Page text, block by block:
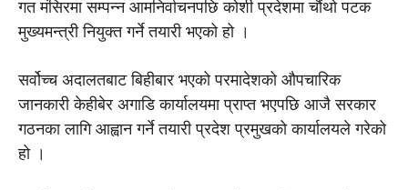
गत मंसिरमा सम्पन्न आमनिर्वाचनपछि कोशी प्रदेशमा चौंथो पटक
मुख्यमन्त्री नियुक्त गर्ने तयारी भएको हो ।
सर्वोच्च अदालतबाट बिहीबार भएको परमादेशको औपचारिक
जानकारी केहीबेर अगाडि कार्यालयमा प्राप्त भएपछि आजै सरकार
गठनका लागि आह्वान गर्ने तयारी प्रदेश प्रमुखको कार्यालयले गरेको
हो ।